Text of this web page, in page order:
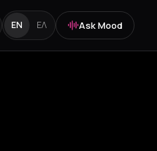
EN ΕΛ Ask Mood